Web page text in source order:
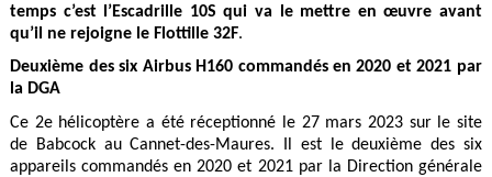
temps c’est l’Escadrille 10S qui va le mettre en œuvre avant
qu’il ne rejoigne le Flottille 32F.
Deuxième des six Airbus H160 commandés en 2020 et 2021 par
la DGA
Ce 2e hélicoptère a été réceptionné le 27 mars 2023 sur le site
de Babcock au Cannet-des-Maures. Il est le deuxième des six
appareils commandés en 2020 et 2021 par la Direction générale